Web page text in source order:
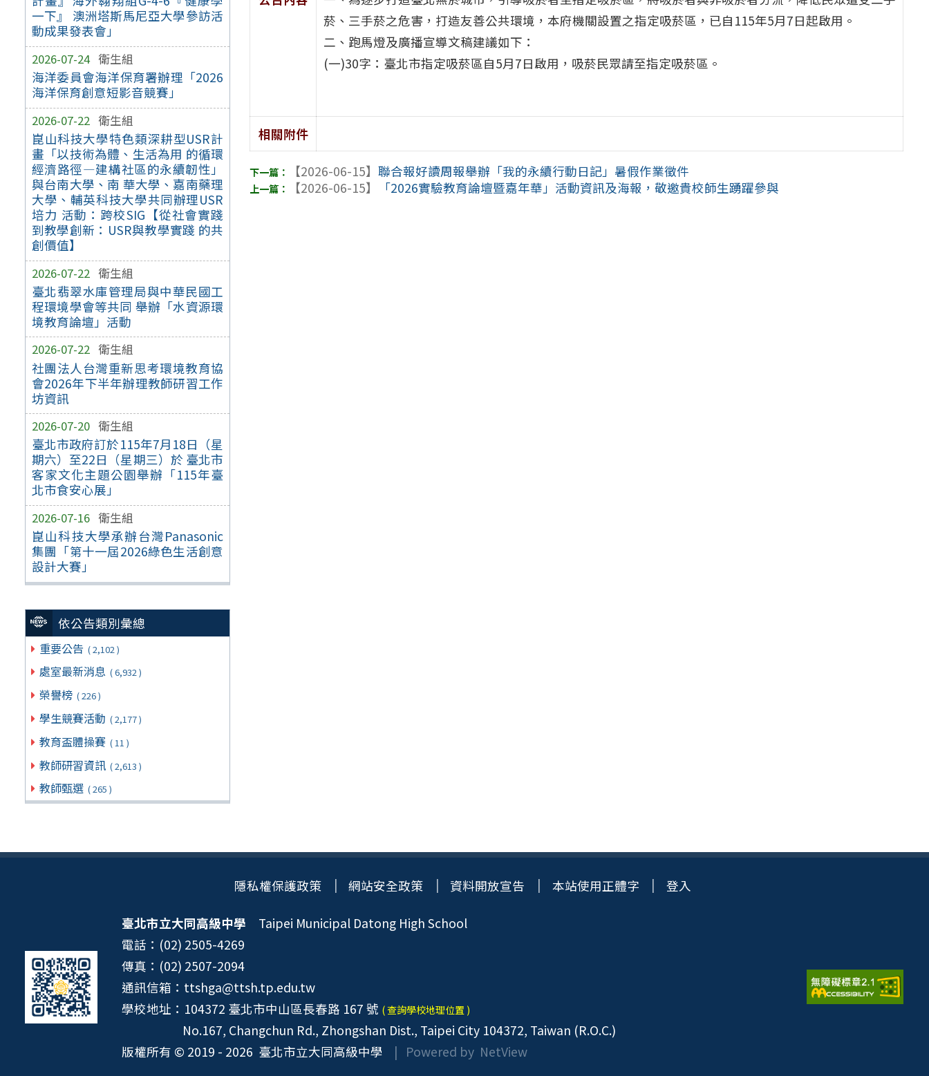
一下』 澳洲塔斯馬尼亞大學參訪活
動成果發表會」
2026-07-24 衛生組
海洋委員會海洋保育署辦理「2026
海洋保育創意短影音競賽」
2026-07-22 衛生組
崑山科技大學特色類深耕型USR計
畫「以技術為體、生活為用 的循環
經濟路徑—建構社區的永續韌性」
與台南大學、南 華大學、嘉南藥理
大學、輔英科技大學共同辦理USR
培力 活動：跨校SIG【從社會實踐
到教學創新：USR與教學實踐 的共
創價值】
2026-07-22 衛生組
臺北翡翠水庫管理局與中華民國工
程環境學會等共同 舉辦「水資源環
境教育論壇」活動
2026-07-22 衛生組
社團法人台灣重新思考環境教育協
會2026年下半年辦理教師研習工作
坊資訊
2026-07-20 衛生組
臺北市政府訂於115年7月18日（星
期六）至22日（星期三）於 臺北市
客家文化主題公園舉辦「115年臺
北市食安心展」
2026-07-16 衛生組
崑山科技大學承辦台灣Panasonic
集團「第十一屆2026綠色生活創意
設計大賽」
依公告類別彙總
重要公告 ( 2,102 )
處室最新消息 ( 6,932 )
榮譽榜 ( 226 )
學生競賽活動 ( 2,177 )
教育盃體操賽 ( 11 )
教師研習資訊 ( 2,613 )
教師甄選 ( 265 )
菸、三手菸之危害，打造友善公共環境，本府機關設置之指定吸菸區，已自115年5月7日起啟用。
二、跑馬燈及廣播宣導文稿建議如下：
(一)30字：臺北市指定吸菸區自5月7日啟用，吸菸民眾請至指定吸菸區。
相關附件
【2026-06-15】聯合報好讀周報舉辦「我的永續行動日記」暑假作業徵件
【2026-06-15】
「2026實驗教育論壇暨嘉年華」活動資訊及海報，敬邀貴校師生踴躍參與
隱私權保護政策 網站安全政策 資料開放宣告 本站使用正體字 登入
臺北市立大同高級中學 Taipei Municipal Datong High School
電話：(02) 2505-4269
傳真：(02) 2507-2094
通訊信箱：ttshga@ttsh.tp.edu.tw
學校地址：104372 臺北市中山區長春路 167 號 ( 查詢學校地理位置 )
No.167, Changchun Rd., Zhongshan Dist., Taipei City 104372, Taiwan (R.O.C.)
版權所有 © 2019 - 2026 臺北市立大同高級中學 | Powered by NetView